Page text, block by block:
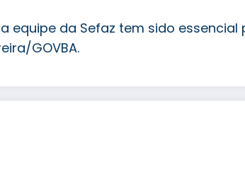
da Sefaz tem sido
GOVBA.